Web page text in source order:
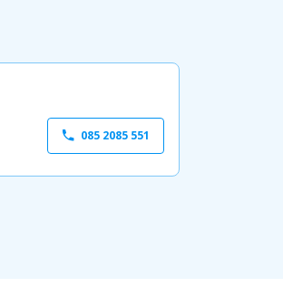
085 2085 551